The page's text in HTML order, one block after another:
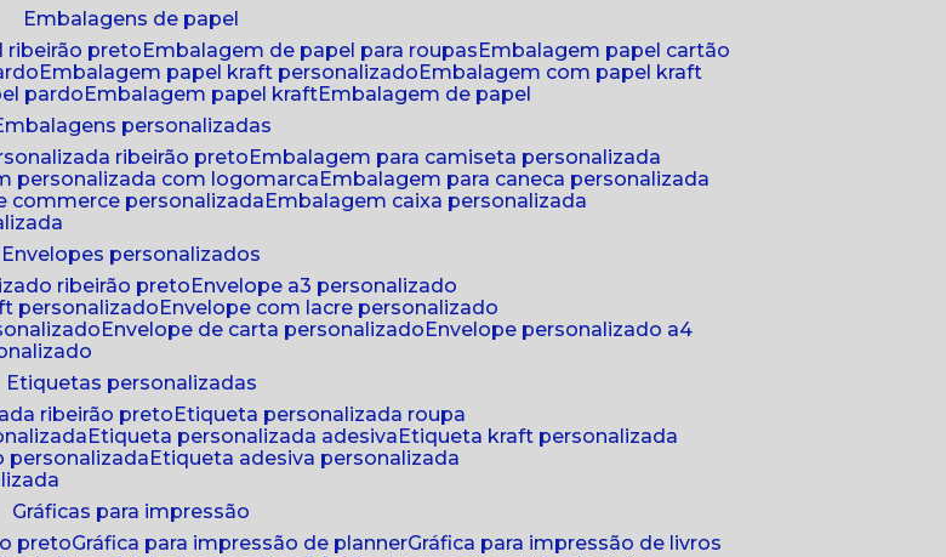
embalagens de papel
ribeirão preto embalagem de papel para roupas
embalagem papel cartão
embalagem papel kraft personalizado
embalagem com papel kraft
pardo embalagem papel kraft
embalagem de papel
embalagens personalizadas
ribeirão preto
embalagem para camiseta personalizada
personalizada com logomarca
embalagem para caneca personalizada
commerce personalizada
embalagem caixa personalizada
envelopes personalizados
ribeirão preto
envelope a3 personalizado
personalizado
envelope com lacre personalizado
envelope de carta personalizado
envelope personalizado a4
etiquetas personalizadas
ribeirão preto
etiqueta personalizada roupa
etiqueta personalizada adesiva
etiqueta kraft personalizada
personalizada
etiqueta adesiva personalizada
gráficas para impressão
preto gráfica para impressão de planner
gráfica para impressão de livros